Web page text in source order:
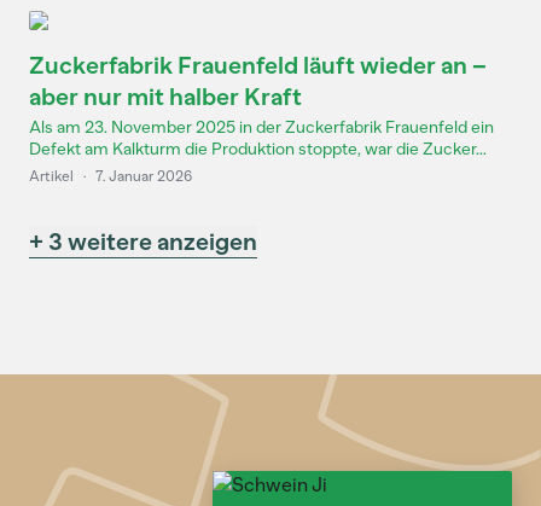
Zuckerfabrik Frauenfeld läuft wieder an –
aber nur mit halber Kraft
Als am 23. November 2025 in der Zuckerfabrik Frauenfeld ein
Defekt am Kalkturm die Produktion stoppte, war die Zucker...
Artikel · 7. Januar 2026
+ 3 weitere anzeigen